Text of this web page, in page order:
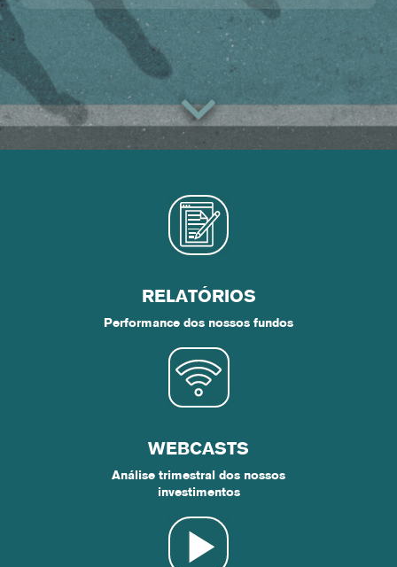
RELATÓRIOS
Performance dos nossos fundos
WEBCASTS
Análise trimestral dos nossos
investimentos